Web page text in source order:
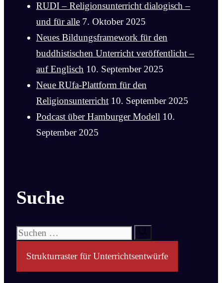
RUDI – Religionsunterricht dialogisch –
und für alle 7. Oktober 2025
Neues Bildungsframework für den
buddhistischen Unterricht veröffentlicht –
auf Englisch 10. September 2025
Neue RUfa-Plattform für den
Religionsunterricht 10. September 2025
Podcast über Hamburger Modell 10.
September 2025
Suche
Suchen
Strukturraster für Unterrichtsentwürfe